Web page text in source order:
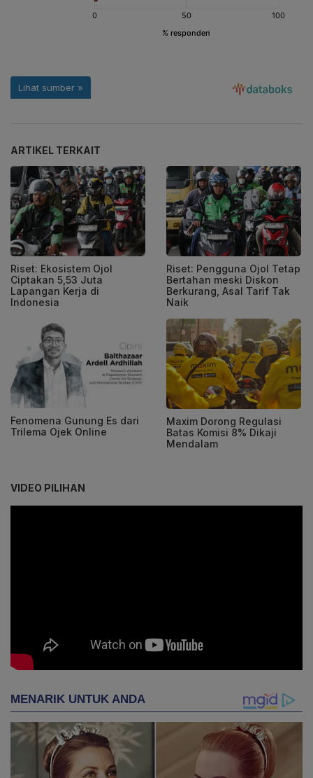
ARTIKEL TERKAIT
Riset: Ekosistem Ojol
Ciptakan 5,53 Juta
Lapangan Kerja di
Indonesia
Riset: Pengguna Ojol Tetap
Bertahan meski Diskon
Berkurang, Asal Tarif Tak
Naik
Fenomena Gunung Es dari
Trilema Ojek Online
Maxim Dorong Regulasi
Batas Komisi 8% Dikaji
Mendalam
VIDEO PILIHAN